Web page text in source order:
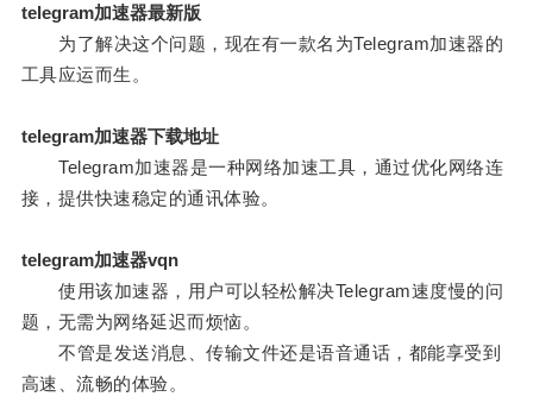
telegram加速器最新版
为了解决这个问题，现在有一款名为Telegram加速器的
工具应运而生。
telegram加速器下载地址
Telegram加速器是一种网络加速工具，通过优化网络连
接，提供快速稳定的通讯体验。
telegram加速器vqn
使用该加速器，用户可以轻松解决Telegram速度慢的问
题，无需为网络延迟而烦恼。
不管是发送消息、传输文件还是语音通话，都能享受到
高速、流畅的体验。